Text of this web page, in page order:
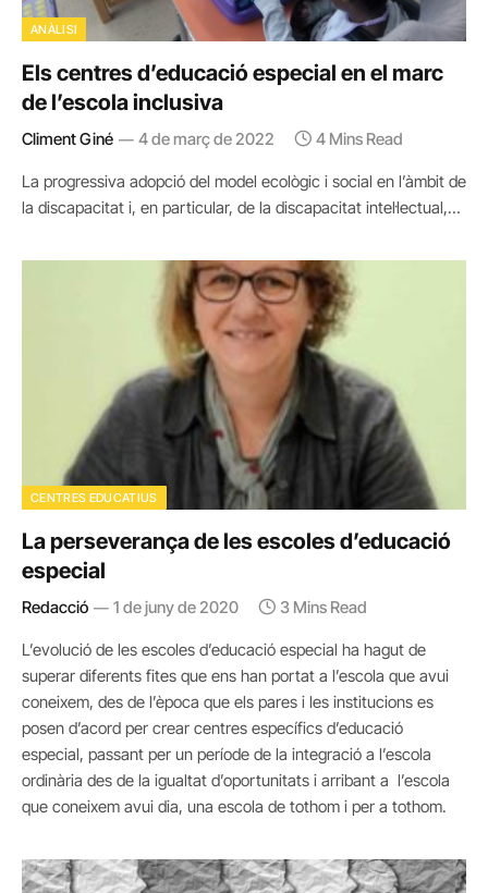
ANÀLISI
Els centres d’educació especial en el marc
de l’escola inclusiva
Climent Giné 4 de març de 2022 4 Mins Read
La progressiva adopció del model ecològic i social en l’àmbit de
la discapacitat i, en particular, de la discapacitat intel·lectual,…
CENTRES EDUCATIUS
La perseverança de les escoles d’educació
especial
Redacció 1 de juny de 2020 3 Mins Read
L’evolució de les escoles d’educació especial ha hagut de
superar diferents fites que ens han portat a l’escola que avui
coneixem, des de l’època que els pares i les institucions es
posen d’acord per crear centres específics d’educació
especial, passant per un període de la integració a l’escola
ordinària des de la igualtat d’oportunitats i arribant a l’escola
que coneixem avui dia, una escola de tothom i per a tothom.